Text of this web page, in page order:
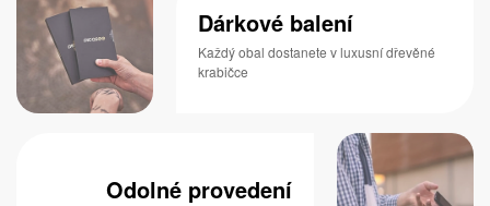
Dárkové balení
Každý obal dostanete v luxusní dřevěné
krabičce
Odolné provedení